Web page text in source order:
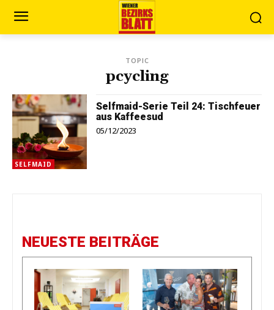
TOPIC
pcycling
SELFMAID
Selfmaid-Serie Teil 24: Tischfeuer
aus Kaffeesud
05/12/2023
NEUESTE BEITRÄGE